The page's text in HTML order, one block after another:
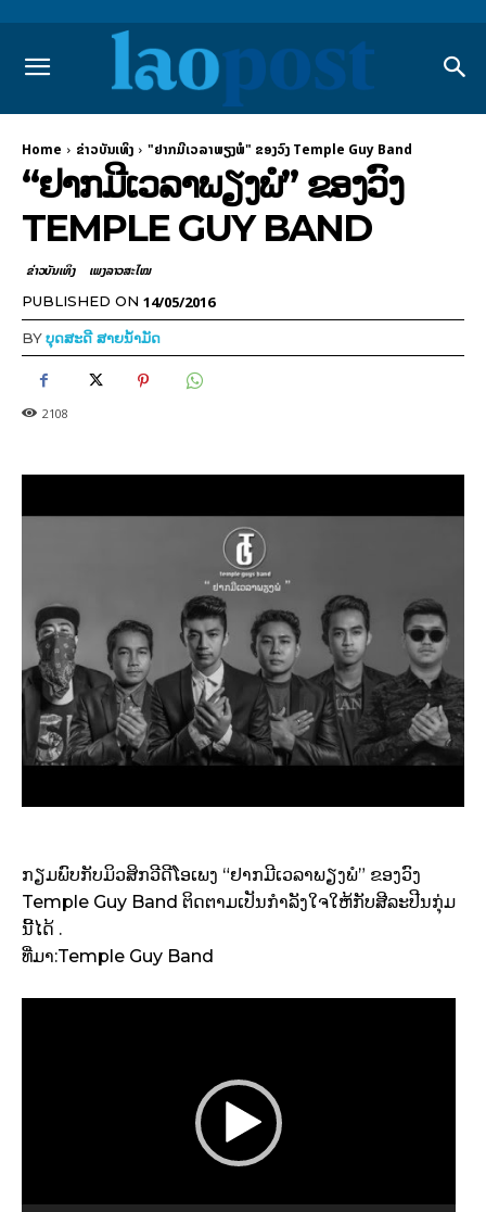
Home ​ຂ່າວບັນເທິງ "ຢາກມີເວລາພຽງພໍ" ຂອງວົງ Temple Guy Band
“ຢາກມີເວລາພຽງພໍ” ຂອງວົງ
TEMPLE GUY BAND
​ຂ່າວບັນເທິງ ເພງລາວສະໄໝ
PUBLISHED ON 14/05/2016
BYບຸດສະດີ ສາຍນ້ຳມັດ
2108
ກຽມພົບກັບມິວສິກວີດີໂອເພງ “ຢາກມີເວລາພຽງພໍ” ຂອງວົງ
Temple Guy Band ຕິດຕາມເປັນກຳລັງໃຈໃຫ້ກັບສີລະປີນກຸ່ມ
ນີ້ໄດ້ .
ທີ່ມາ:Temple Guy Band
a